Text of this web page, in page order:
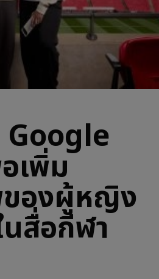
Google
เพิ่ม
องผู้หญิง
สื่อกีฬา